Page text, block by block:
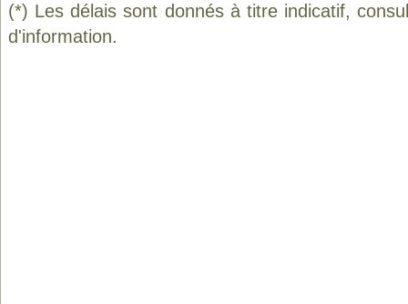
(*) Les délais sont donnés à titre indicatif,
d'information.